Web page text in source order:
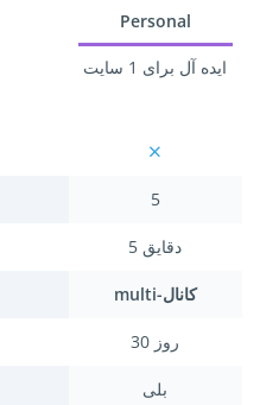
Personal
ایده آل برای 1 سایت
5
5 دقایق
multi-کانال
30 روز
بلی